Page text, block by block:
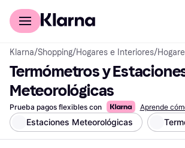
Comprar con Klarna
Klarna/Shopping/Hogares e Interiores/
Termómetros y
Meteorológicas
Prueba pagos flexibles con Aprende
Estaciones Meteorológicas